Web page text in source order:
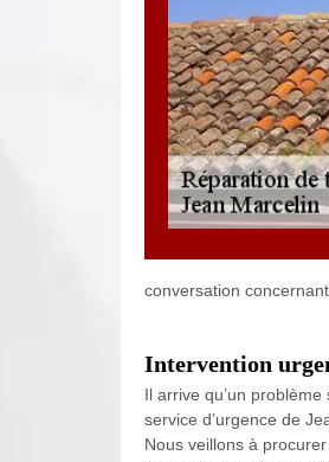
conversation
Intervention
Il arrive qu’un
service d’urgence de
Nous veillons à